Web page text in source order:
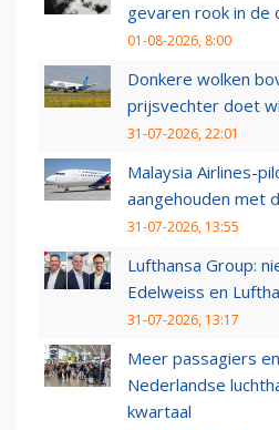
gevaren rook in de
01-08-2026, 8:00
Donkere wolken
prijsvechter doet
31-07-2026, 22:01
Malaysia Airlines-
aangehouden met
31-07-2026, 13:55
Lufthansa Group:
Edelweiss en
31-07-2026, 13:17
Meer passagiers
Nederlandse
kwartaal